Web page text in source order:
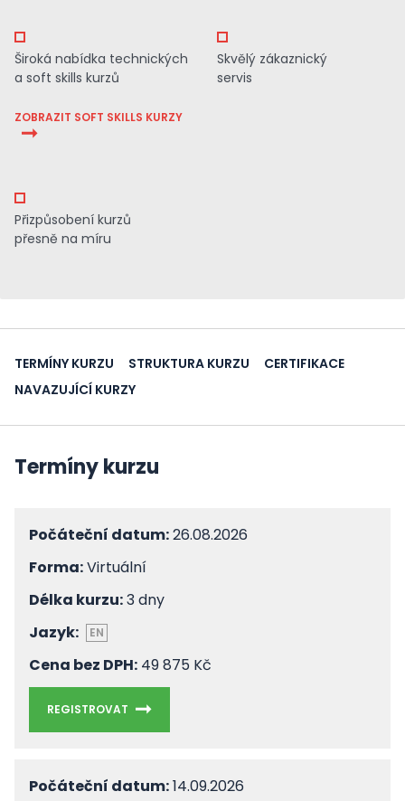
Široká nabídka technických
a soft skills kurzů
ZOBRAZIT SOFT SKILLS KURZY
Skvělý zákaznický
servis
Přizpůsobení kurzů
přesně na míru
TERMÍNY KURZU STRUKTURA KURZU
CERTIFIKACE
NAVAZUJÍCÍ KURZY
Termíny kurzu
Počáteční datum:26.08.2026
Forma:Virtuální
Délka kurzu:3 dny
Jazyk:
EN
Cena bez DPH: 49 875 Kč
REGISTROVAT
Počáteční datum:14.09.2026